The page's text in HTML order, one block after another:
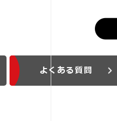
よくある質問